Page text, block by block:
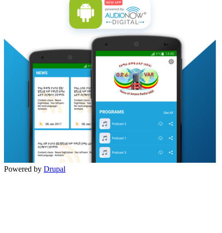
Powered by Drupal